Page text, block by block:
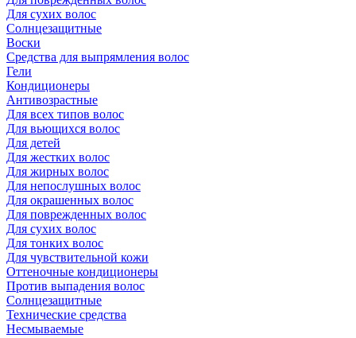
Для сухих волос
Солнцезащитные
Воски
Средства для выпрямления волос
Гели
Кондиционеры
Антивозрастные
Для всех типов волос
Для вьющихся волос
Для детей
Для жестких волос
Для жирных волос
Для непослушных волос
Для окрашенных волос
Для поврежденных волос
Для сухих волос
Для тонких волос
Для чувствительной кожи
Оттеночные кондиционеры
Против выпадения волос
Солнцезащитные
Технические средства
Несмываемые